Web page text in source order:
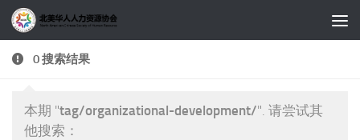
跳至内容
0 搜索结果
本期 "tag/organizational-development/". 请尝试其
他搜索：